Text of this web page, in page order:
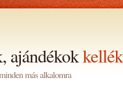
ajándékok
más alkalomra